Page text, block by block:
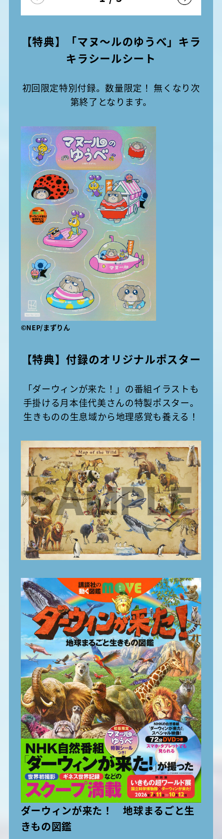
【特典】「マヌ〜ルのゆうべ」キラ
キラシールシート
初回限定特別付録。数量限定！ 無くなり次
第終了となります。
©︎NEP/まずりん
【特典】付録のオリジナルポスター
「ダーウィンが来た！」の番組イラストも
手掛ける月本佳代美さんの特製ポスター。
生きものの生息域から地理感覚も養える！
ダーウィンが来た！ 地球まるごと生
きもの図鑑